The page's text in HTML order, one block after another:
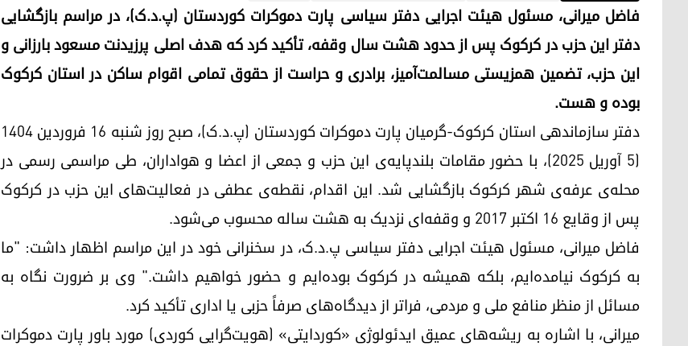
فاضل میرانی، مسئول هیئت اجرایی دفتر سیاسی پارت دموکرات کوردستان (پ.د.ک)، در مراسم بازگشایی
دفتر این حزب در کرکوک پس از حدود هشت سال وقفه، تأکید کرد که هدف اصلی پرزیدنت مسعود بارزانی و
این حزب، تضمین همزیستی مسالمت‌آمیز، برادری و حراست از حقوق تمامی اقوام ساکن در استان کرکوک
بوده و هست.
دفتر سازماندهی استان کرکوک-گرمیان پارت دموکرات کوردستان (پ.د.ک)، صبح روز شنبه ١٦ فروردین ۱۴۰۴
(۵ آوریل ۲۰۲۵)، با حضور مقامات بلندپایه‌ی این حزب و جمعی از اعضا و هواداران، طی مراسمی رسمی در
محله‌ی عرفه‌ی شهر کرکوک بازگشایی شد. این اقدام، نقطه‌ی عطفی در فعالیت‌های این حزب در کرکوک
پس از وقایع ۱۶ اکتبر ۲۰۱۷ و وقفه‌ای نزدیک به هشت ساله محسوب می‌شود.
فاضل میرانی، مسئول هیئت اجرایی دفتر سیاسی پ.د.ک، در سخنرانی خود در این مراسم اظهار داشت: "ما
به کرکوک نیامده‌ایم، بلکه همیشه در کرکوک بوده‌ایم و حضور خواهیم داشت." وی بر ضرورت نگاه به
مسائل از منظر منافع ملی و مردمی، فراتر از دیدگاه‌های صرفاً حزبی یا اداری تأکید کرد.
میرانی، با اشاره به ریشه‌های عمیق ایدئولوژی «کوردایتی» (هویت‌گرایی کوردی) مورد باور پارت دموکرات